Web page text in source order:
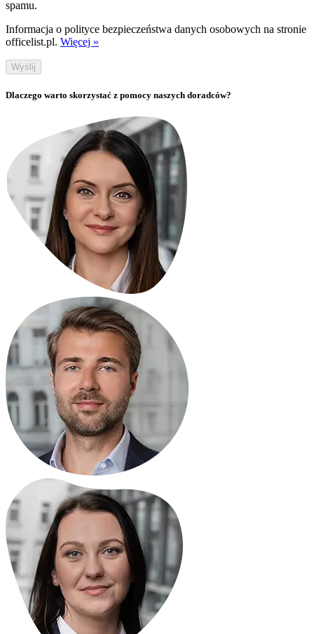
spamu.
Informacja o polityce bezpieczeństwa danych osobowych na stronie
officelist.pl. Więcej »
Wyślij
Dlaczego warto skorzystać z pomocy naszych doradców?